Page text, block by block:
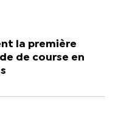
la première
de course en